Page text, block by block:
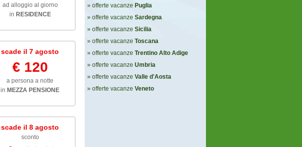
ad alloggio al giorno
in RESIDENCE
scade il 7 agosto
€ 120
a persona a notte
in MEZZA PENSIONE
scade il 8 agosto
sconto
» offerte vacanze Puglia
» offerte vacanze Sardegna
» offerte vacanze Sicilia
» offerte vacanze Toscana
» offerte vacanze Trentino Alto Adige
» offerte vacanze Umbria
» offerte vacanze Valle d'Aosta
» offerte vacanze Veneto